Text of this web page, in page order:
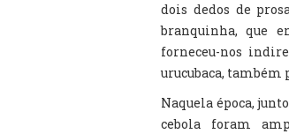
dois dedos de
branquinha, que
forneceu-nos
urucubaca, também
Naquela época,
cebola foram